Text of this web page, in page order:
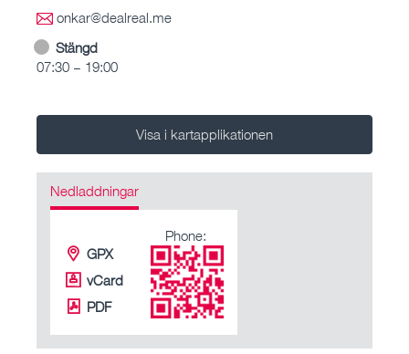
onkar@dealreal.me
Stängd
07:30 – 19:00
Visa i kartapplikationen
Nedladdningar
GPX
vCard
PDF
Phone: